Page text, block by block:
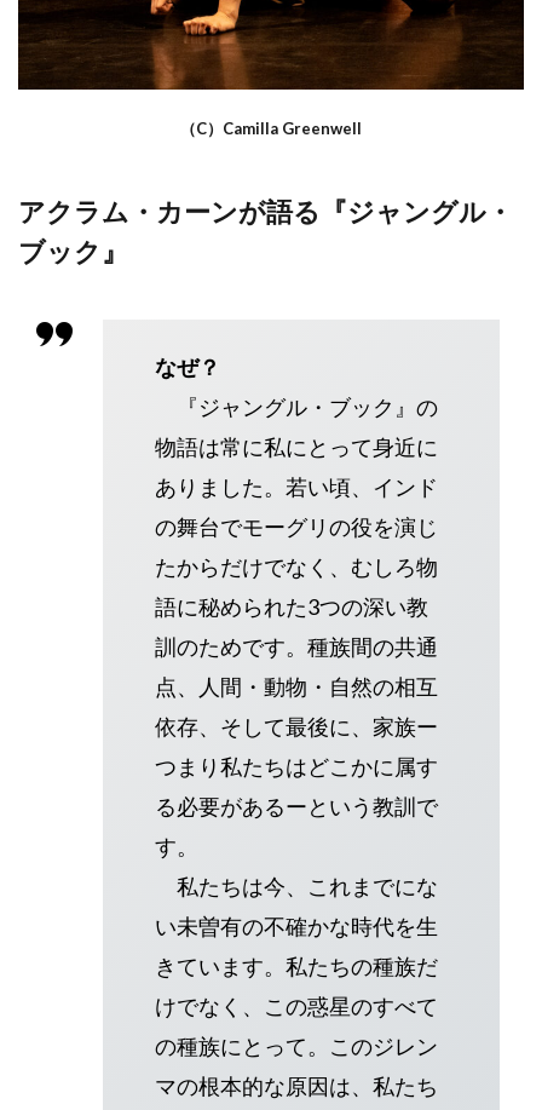
（C）Camilla Greenwell
アクラム・カーンが語る『ジャングル・
ブック』
なぜ？
『ジャングル・ブック』の
物語は常に私にとって身近に
ありました。若い頃、インド
の舞台でモーグリの役を演じ
たからだけでなく、むしろ物
語に秘められた3つの深い教
訓のためです。種族間の共通
点、人間・動物・自然の相互
依存、そして最後に、家族ー
つまり私たちはどこかに属す
る必要があるーという教訓で
す。
私たちは今、これまでにな
い未曽有の不確かな時代を生
きています。私たちの種族だ
けでなく、この惑星のすべて
の種族にとって。このジレン
マの根本的な原因は、私たち